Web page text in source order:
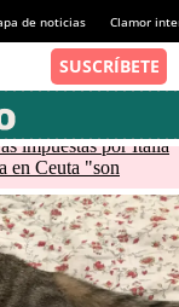
de noticias Clamor
impuestas por Italia
en Ceuta "son